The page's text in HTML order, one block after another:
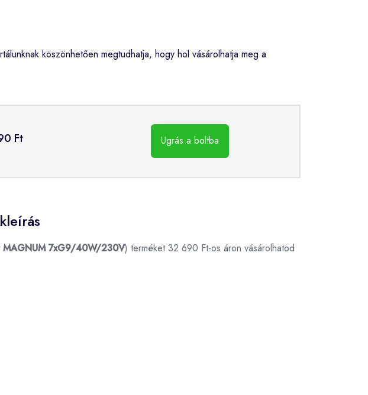
köszönhetően megtudhatja, hogy hol vásárolhatja meg a
Ft Ugrás a boltba
MAGNUM 7xG9/40W/230V) terméket 32 690 Ft-os áron vásárolhatod